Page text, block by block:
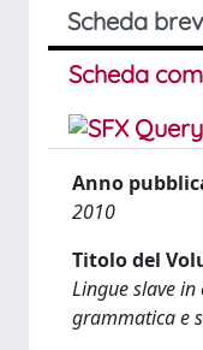
Scheda
Scheda
Anno
2010
Titolo del
Lingue slave
grammatica e